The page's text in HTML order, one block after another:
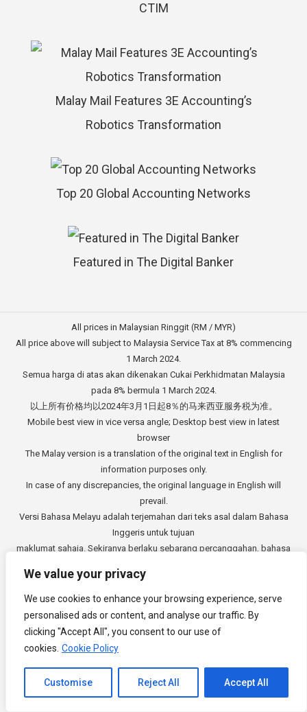
We value your privacy
We use cookies to enhance your browsing experience, serve
personalised ads or content, and analyse our traffic. By
clicking "Accept All", you consent to our use of
cookies. Cookie Policy
Customise Reject All Accept All
CTIM
Malay Mail Features 3E Accounting’s
Robotics Transformation
Top 20 Global Accounting Networks
Featured in The Digital Banker
All prices in Malaysian Ringgit (RM / MYR)
All price above will subject to Malaysia Service Tax at 8% commencing
1 March 2024.
Semua harga di atas akan dikenakan Cukai Perkhidmatan Malaysia
pada 8% bermula 1 March 2024.
以上所有价格均以2024年3月1日起8％的马来西亚服务税为准。
Mobile best view in vice versa angle; Desktop best view in latest
browser
The Malay version is a translation of the original text in English for
information purposes only.
In case of any discrepancies, the original language in English will
prevail.
Versi Bahasa Melayu adalah terjemahan dari teks asal dalam Bahasa
Inggeris untuk tujuan
maklumat sahaja. Sekiranya berlaku sebarang percanggahan, bahasa
Inggeris akan di beri keutamaan.
中文版本是从英文原始文本的翻译，仅供参考。如有任何差异，以英语
原文为准。
Copyright © 2014 - 2026 3E Accounting Services Sdn. Bhd.
Company Registration Number: 201901000501 (1309827-V). All rights